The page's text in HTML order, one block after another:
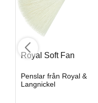
Stengodslera med
Stengodslera - drejning
Royal Soft Fan
Penslar från Royal &
Langnickel